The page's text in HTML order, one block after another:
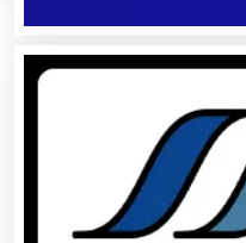
Avaluos
Balnearios